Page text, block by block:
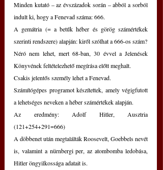
Minden kutató – az évszázadok során – abból a sorból
indult ki, hogy a Fenevad száma: 666.
A gemátria (= a betűk héber és görög számértékek
szerinti rendszere) alapján: kiről szólhat a 666-os szám?
Néró nem lehet, mert 68-ban, 30 évvel a Jelenések
Könyvének feltételezhető megírása előtt meghalt.
Csakis jelentős személy lehet a Fenevad.
Számítógépes programot készítettek, amely végigfutott
a lehetséges neveken a héber számértékek alapján.
Az eredmény: Adolf Hitler, Ausztria
(121+254+291=666)
A döbbenet után megtalálták Roosevelt, Goebbels nevét
is, valamint a nürnbergi per, az atombomba ledobása,
Hitler öngyilkossága adatait is.